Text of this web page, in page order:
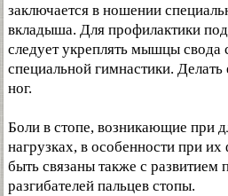
заключается в ношении
вкладыша. Для профилактики
следует укреплять мышцы
специальной гимнастики.
ног.
Боли в стопе, возникающие при
нагрузках, в особенности при
быть связаны также с развитием
разгибателей пальцев стопы.